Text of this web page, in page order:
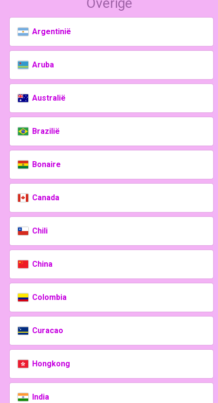
Argentinië
Aruba
Australië
Brazilië
Bonaire
Canada
Chili
China
Colombia
Curacao
Hongkong
India